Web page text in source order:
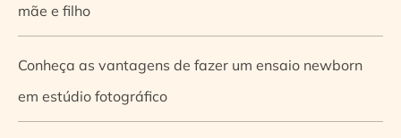
mãe e filho
Conheça as vantagens de fazer um ensaio newborn
em estúdio fotográfico